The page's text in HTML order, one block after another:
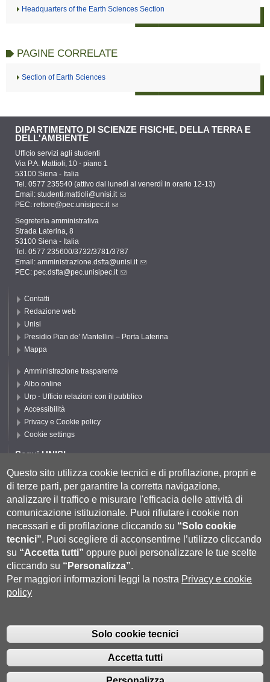
Headquarters of the Earth Sciences Section
PAGINE CORRELATE
Section of Earth Sciences
DIPARTIMENTO DI SCIENZE FISICHE, DELLA TERRA E
DELL'AMBIENTE
Ufficio servizi agli studenti
Via P.A. Mattioli, 10 - piano 1
53100 Siena - Italia
Tel. 0577 235540 (attivo dal lunedì al venerdì in orario 12-13)
Email: studenti.mattioli@unisi.it
PEC: rettore@pec.unisipec.it
Segreteria amministrativa
Strada Laterina, 8
53100 Siena - Italia
Tel. 0577 235600/3732/3781/3787
Email: amministrazione.dsfta@unisi.it
PEC: pec.dsfta@pec.unisipec.it
Contatti
Redazione web
Unisi
Presidio Pian de’ Mantellini – Porta Laterina
Mappa
Amministrazione trasparente
Albo online
Urp - Ufficio relazioni con il pubblico
Accessibilità
Privacy e Cookie policy
Cookie settings
Segui UNISI
Segui DSFTA
P.IVA 00273530527 | C.F. 80002070524 |Coordinate bancarie|Caselle
Pec: Posta Elettronica Certificata|Fatturazione Elettronica
- URP - Ufficio Relazioni con il Pubblico Tel.
0577 235555 (dal lunedì al venerdì dalle 9.30 alle 10.30)
Questo sito utilizza cookie tecnici e di profilazione, propri e
di terze parti, per garantire la corretta navigazione,
analizzare il traffico e misurare l'efficacia delle attività di
comunicazione istituzionale. Puoi rifiutare i cookie non
necessari e di profilazione cliccando su “Solo cookie
tecnici”. Puoi scegliere di acconsentirne l’utilizzo cliccando
su “Accetta tutti” oppure puoi personalizzare le tue scelte
cliccando su “Personalizza”.
Per maggiori informazioni leggi la nostra Privacy e cookie
policy
Solo cookie tecnici
Accetta tutti